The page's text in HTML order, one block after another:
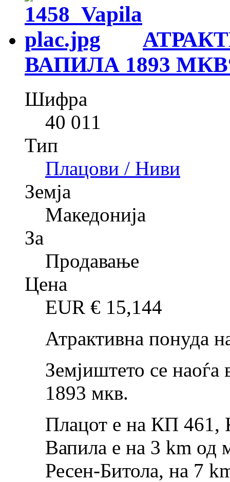
ВАПИЛА 1893 МКВ
Шифра
40 011
Тип
Плацови / Ниви
Земја
Македонија
За
Продавање
Цена
EUR € 15,144
Атрактивна понуда
Земјиштето се
1893 мкв.
Плацот е на КП 461,
Вапила е на 3 km од
Ресен-Битола, на 7